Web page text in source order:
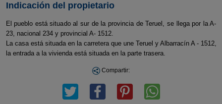
Indicación del propietario
El pueblo está situado al sur de la provincia de Teruel, se llega por la A-
23, nacional 234 y provincial A- 1512.
La casa está situada en la carretera que une Teruel y Albarracín A - 1512,
la entrada a la vivienda está situada en la parte trasera.
Compartir: